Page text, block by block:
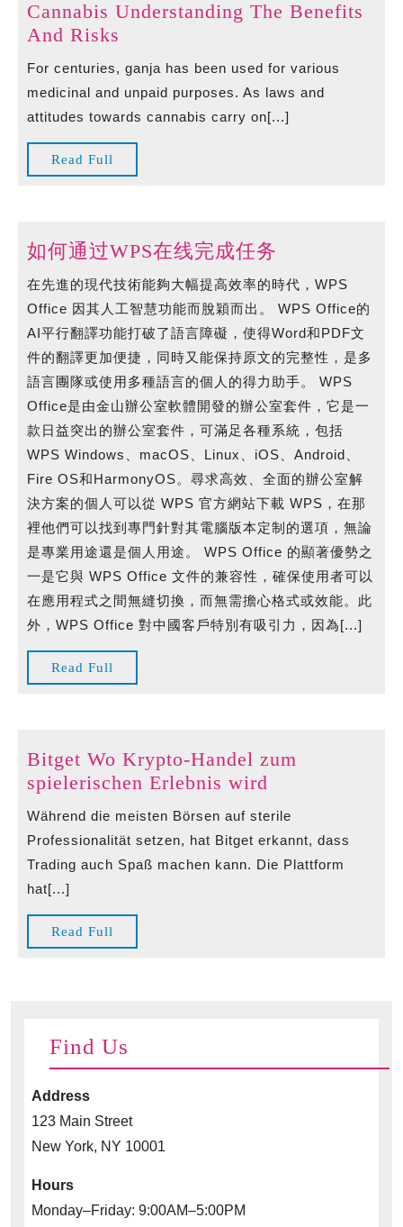
Cannabis Understanding The Benefits
And Risks
Understanding
The
Benefits
And
Risks
For centuries, ganja has been used for various
medicinal and unpaid purposes. As laws and
attitudes towards cannabis carry on[...]
Read Full
Full
如何通过WPS在线完成任务
何
通
过
WPS
在
线
完
成
任
务
在先進的現代技術能夠大幅提高效率的時代，WPS
Office 因其人工智慧功能而脫穎而出。 WPS Office的
AI平行翻譯功能打破了語言障礙，使得Word和PDF文
件的翻譯更加便捷，同時又能保持原文的完整性，是多
語言團隊或使用多種語言的個人的得力助手。 WPS
Office是由金山辦公室軟體開發的辦公室套件，它是一
款日益突出的辦公室套件，可滿足各種系統，包括
WPS Windows、macOS、Linux、iOS、Android、
Fire OS和HarmonyOS。尋求高效、全面的辦公室解
決方案的個人可以從 WPS 官方網站下載 WPS，在那
裡他們可以找到專門針對其電腦版本定制的選項，無論
是專業用途還是個人用途。 WPS Office 的顯著優勢之
一是它與 WPS Office 文件的兼容性，確保使用者可以
在應用程式之間無縫切換，而無需擔心格式或效能。此
外，WPS Office 對中國客戶特別有吸引力，因為[...]
Read Full
Full
Bitget Wo Krypto-Handel zum
spielerischen Erlebnis wird
Wo
Krypto-
Handel
zum
Während die meisten Börsen auf sterile
Professionalität setzen, hat Bitget erkannt, dass
Trading auch Spaß machen kann. Die Plattform
hat[...]
Read Full
Full
Find Us
Address
123 Main Street
New York, NY 10001
Hours
Monday–Friday: 9:00AM–5:00PM